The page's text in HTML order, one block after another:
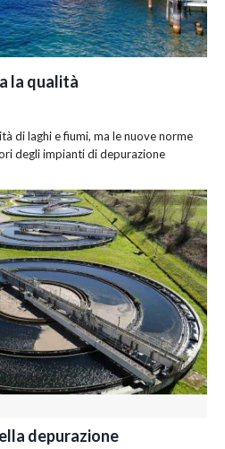
la qualità
di laghi e fiumi, ma le nuove norme
degli impianti di depurazione
depurazione